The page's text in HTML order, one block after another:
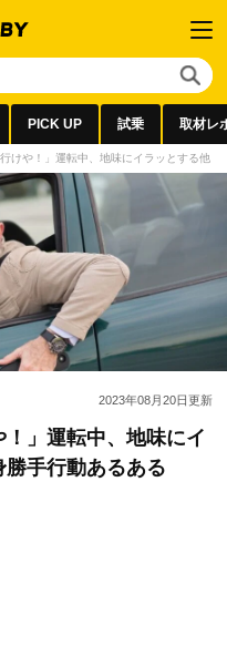
PICK UP 試乗 取材レ
行けや！」運転中、地味にイラッとする他
2023年08月20日更新
！」運転中、地味にイ
手行動あるある